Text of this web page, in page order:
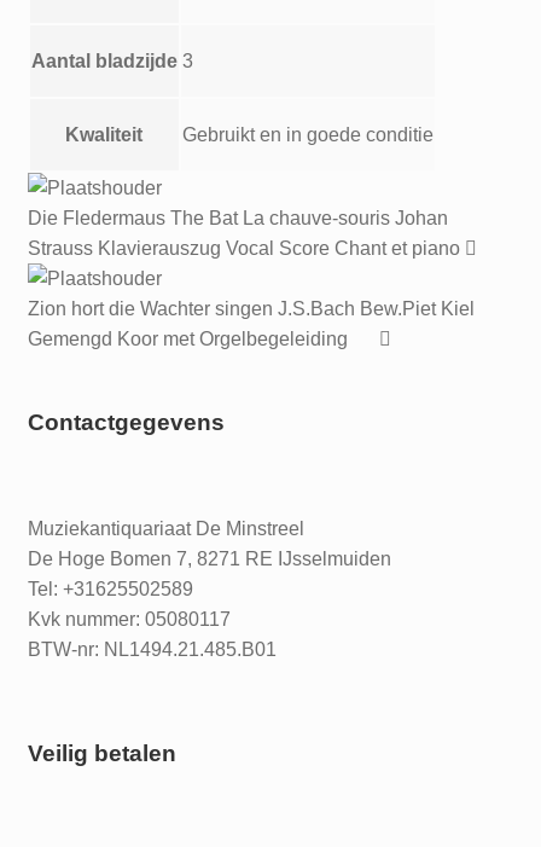
Aantal bladzijde 3
Kwaliteit Gebruikt en in goede conditie
Die Fledermaus The Bat La chauve-souris Johan
Strauss Klavierauszug Vocal Score Chant et piano
Zion hort die Wachter singen J.S.Bach Bew.Piet Kiel
Gemengd Koor met Orgelbegeleiding
Contactgegevens
Muziekantiquariaat De Minstreel
De Hoge Bomen 7, 8271 RE IJsselmuiden
Tel: +31625502589
Kvk nummer: 05080117
BTW-nr: NL1494.21.485.B01
Veilig betalen